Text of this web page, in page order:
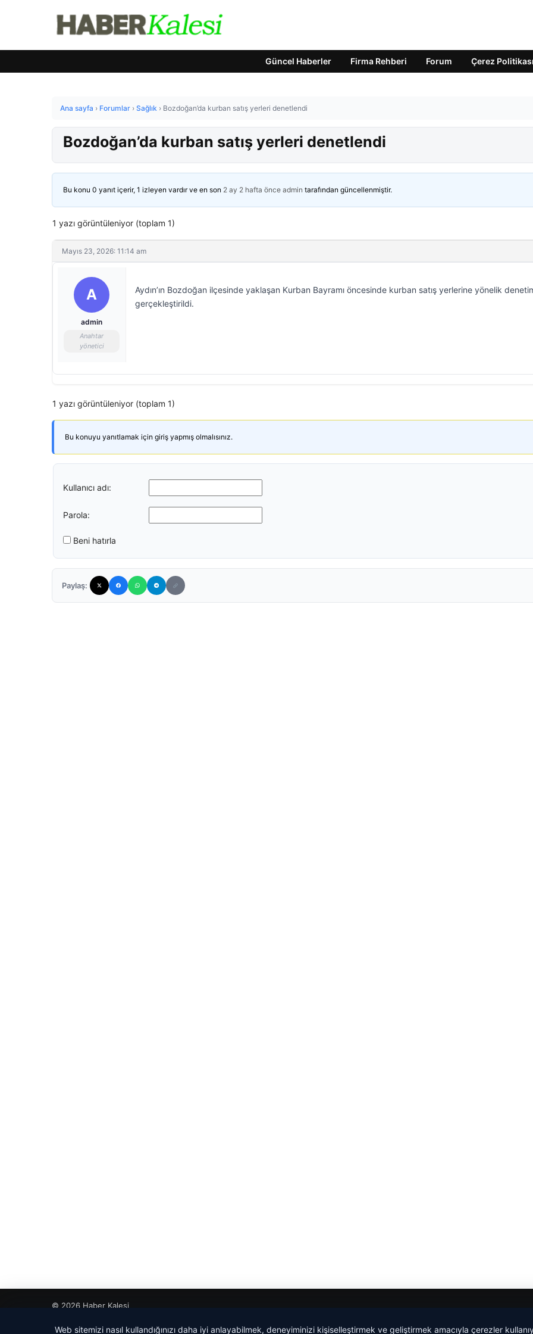
Güncel Haberler Firma Rehberi Forum Çerez Politikası
Ana sayfa › Forumlar › Sağlık › Bozdoğan’da kurban satış yerleri denetlendi
Bozdoğan’da kurban satış yerleri denetlendi
Bu konu 0 yanıt içerir, 1 izleyen vardır ve en son 2 ay 2 hafta önce admin tarafından güncellenmiştir.
1 yazı görüntüleniyor (toplam 1)
Mayıs 23, 2026: 11:14 am
A
admin
Anahtar
yönetici
Aydın’ın Bozdoğan ilçesinde yaklaşan Kurban Bayramı öncesinde kurban satış yerlerine yönelik
gerçekleştirildi.
1 yazı görüntüleniyor (toplam 1)
Bu konuyu yanıtlamak için giriş yapmış olmalısınız.
Kullanıcı adı:
Parola:
Beni hatırla
Paylaş:
© 2026 Haber Kalesi
Web sitemizi nasıl kullandığınızı daha iyi anlayabilmek, deneyiminizi kişiselleştirmek ve geliştirmek amacıyla çerezler